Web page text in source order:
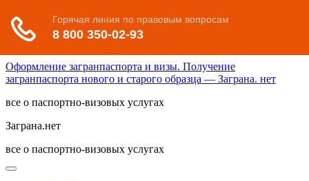
Оформление загранпаспорта и визы. Получение
загранпаспорта нового и старого образца — Заграна. нет
все о паспортно-визовых услугах
Заграна.нет
все о паспортно-визовых услугах